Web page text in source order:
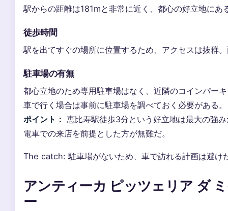
駅からの距離は181mと非常に近く、都心の好立地にあ
徒歩時間
駅を出てすぐの場所に位置するため、アクセスは抜群
駐車場の有無
都心立地のため専用駐車場はなく、近隣のコインパー
車で行く場合は事前に駐車場を調べておく必要がある。
ポイント： 恵比寿駅徒歩3分という好立地は最大の強
電車での来店を前提とした方が無難だ。
The catch: 駐車場がないため、車で訪れる計画は避け
アンティーカ ピッツェリア ダ
ー